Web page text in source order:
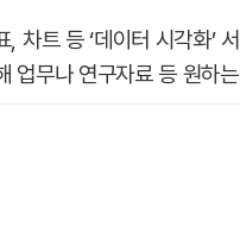
, 차트 등 ‘데이터 시각화’
업무나 연구자료 등 원하